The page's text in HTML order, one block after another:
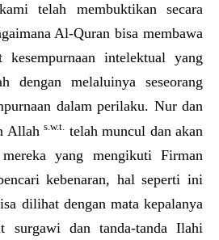
telah membuktikan secara
Al-Quran bisa membawa
kesempurnaan intelektual yang
dengan melaluinya seseorang
dalam perilaku. Nur dan
Allahs.w.t. telah muncul dan akan
yang mengikuti Firman
kebenaran, hal seperti ini
dilihat dengan mata kepalanya
surgawi dan tanda-tanda Ilahi